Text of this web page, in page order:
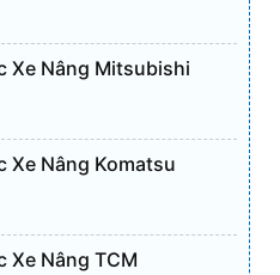
Xe Nâng Mitsubishi
Xe Nâng Komatsu
Xe Nâng TCM